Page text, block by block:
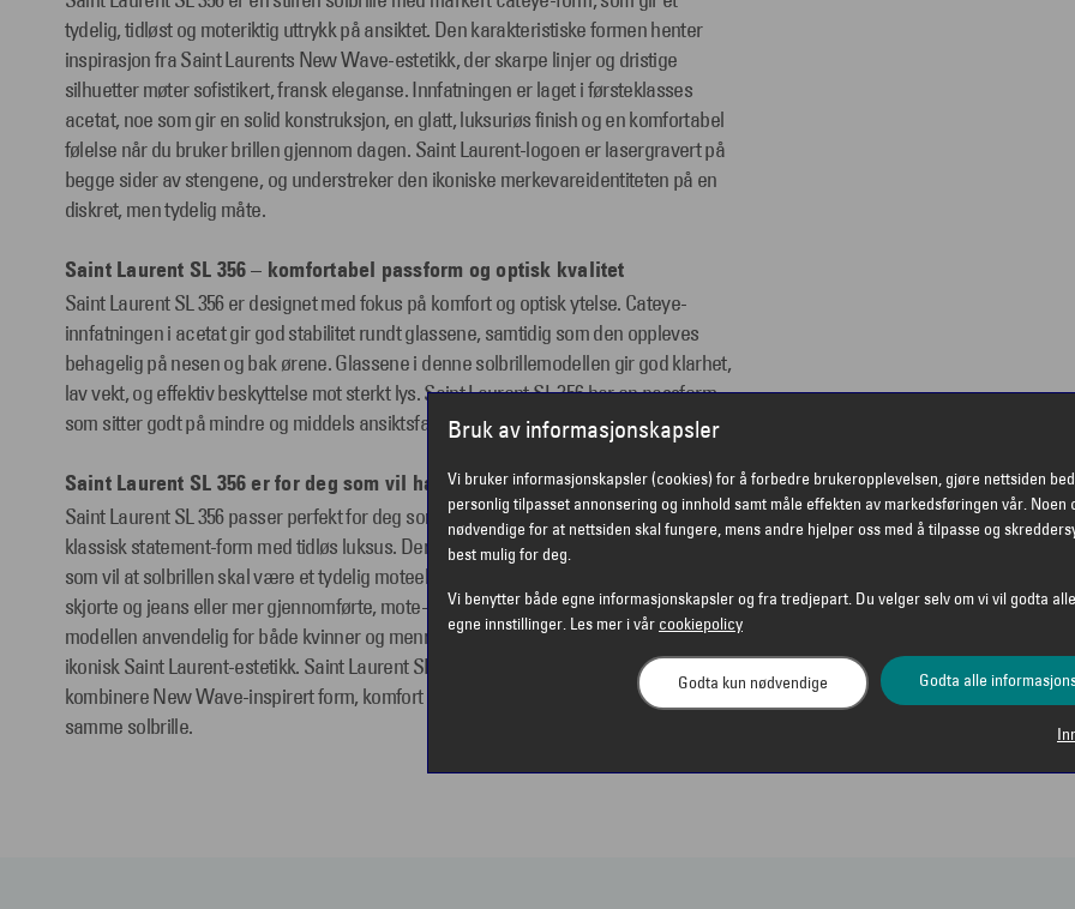
tydelig, tidløst og moteriktig uttrykk på ansiktet. Den karakteristiske formen henter
inspirasjon fra Saint Laurents New Wave-estetikk, der skarpe linjer og dristige
silhuetter møter sofistikert, fransk eleganse. Innfatningen er laget i førsteklasses
acetat, noe som gir en solid konstruksjon, en glatt, luksuriøs finish og en komfortabel
følelse når du bruker brillen gjennom dagen. Saint Laurent-logoen er lasergravert på
begge sider av stengene, og understreker den ikoniske merkevareidentiteten på en
diskret, men tydelig måte.
Saint Laurent SL 356 – komfortabel passform og optisk kvalitet
Saint Laurent SL 356 er designet med fokus på komfort og optisk ytelse. Cateye-
innfatningen i acetat gir god stabilitet rundt glassene, samtidig som den oppleves
behagelig på nesen og bak ørene. Glassene i denne solbrillemodellen gir god klarhet,
lav vekt, og effektiv beskyttelse mot sterkt lys. Saint Laurent SL 356 har en passform
som sitter godt på mindre og middels ansiktsfasonger uten å føles tung.
Saint Laurent SL 356 er for deg som vil ha et klassisk statement
Saint Laurent SL 356 passer perfekt for deg som ønsker en solbrille som kombinerer
klassisk statement-form med tidløs luksus. Den markante cateye-silhuetten kler deg
som vil at solbrillen skal være et tydelig moteelement, enten du styler den med enkel
skjorte og jeans eller mer gjennomførte, mote-antrekk. Unisex-designen gjør
modellen anvendelig for både kvinner og menn som tiltrekkes av klare linjer og
ikonisk Saint Laurent-estetikk. Saint Laurent SL 356 er dermed et ideelt valg når du vil
kombinere New Wave-inspirert form, komfort og en tydelig designeridentitet i én og
samme solbrille.
Bruk av informasjonskapsler
Vi bruker informasjonskapsler (cookies) for å forbedre brukeropplevelsen, gjøre nettsiden
personlig tilpasset annonsering og innhold samt måle effekten av markedsføringen vår. Noen
nødvendige for at nettsiden skal fungere, mens andre hjelper oss med å tilpasse og
best mulig for deg.
Vi benytter både egne informasjonskapsler og fra tredjepart. Du velger selv om vi vil godta
egne innstillinger. Les mer i vår cookiepolicy
Godta alle
Godta kun nødvendige